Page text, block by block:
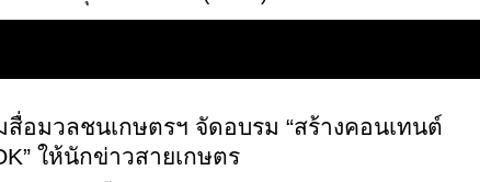
อมวลชนเกษตรฯ จัดอบรม “สร้างคอนเทนต์
ให้นักข่าวสายเกษตร